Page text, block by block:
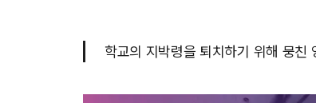
학교의 지박령을 퇴치하기 위해 뭉친